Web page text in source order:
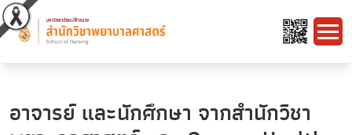
อาจารย์ และนักศึกษา จากสำนักวิชา